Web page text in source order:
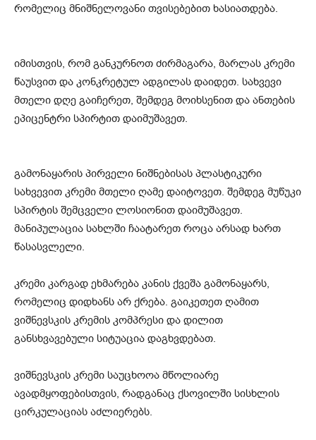
რომელიც მნიშნელოვანი თვისებებით ხასიათდება.
იმისთვის, რომ განკურნოთ ძირმაგარა, მარლას კრემი
წაუსვით და კონკრეტულ ადგილას დაიდეთ. სახვევი
მთელი დღე გაიჩერეთ, შემდეგ მოიხსენით და ანთების
ეპიცენტრი სპირტით დაიმუშავეთ.
გამონაყარის პირველი ნიშნებისას პლასტიკური
სახვევით კრემი მთელი ღამე დაიტოვეთ. შემდეგ მუწუკი
სპირტის შემცველი ლოსიონით დაიმუშავეთ.
მანიპულაცია სახლში ჩაატარეთ როცა არსად ხართ
წასასვლელი.
კრემი კარგად ეხმარება კანის ქვეშა გამონაყარს,
რომელიც დიდხანს არ ქრება. გაიკეთეთ ღამით
ვიშნევსკის კრემის კომპრესი და დილით
განსხვავებული სიტუაცია დაგხვდებათ.
ვიშნევსკის კრემი საუცხოოა მწოლიარე
ავადმყოფებისთვის, რადგანაც ქსოვილში სისხლის
ცირკულაციას აძლიერებს.